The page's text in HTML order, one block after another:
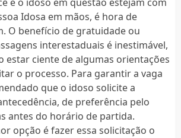
Idosa em mãos, é hora de
O benefício de gratuidade ou
interestaduais é inestimável,
estar ciente de algumas orientações
o processo. Para garantir a vaga
que o idoso solicite a
de preferência pelo
antes do horário de partida.
opção é fazer essa solicitação o